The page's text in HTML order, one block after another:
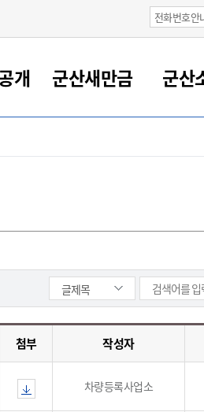
전화번호안
민원창구
속버스
문자알림 서비
교통
주택
새만금산업단지
지방산업단지
농공단지
산업단지 지도
항만/여객/공항/철도/컨벤
션
에너지
개
계
정책실명제 중점관리 대상
진비공개 재정정보 공개
군산새만금 군산
부서소식
첨부 작성자
차량등록사업소